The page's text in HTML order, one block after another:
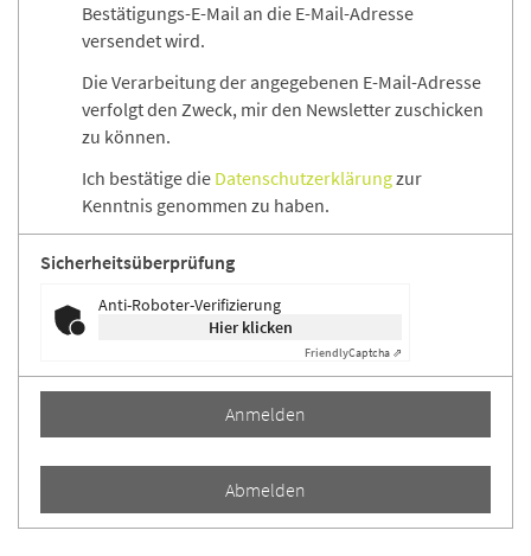
Bestätigungs-E-Mail an die E-Mail-Adresse
versendet wird.
Die Verarbeitung der angegebenen E-Mail-Adresse
verfolgt den Zweck, mir den Newsletter zuschicken
zu können.
Ich bestätige die Datenschutzerklärungzur
Kenntnis genommen zu haben.
Sicherheitsüberprüfung
Anti-Roboter-Verifizierung
Hier klicken
FriendlyCaptcha ⇗
Anmelden
Abmelden